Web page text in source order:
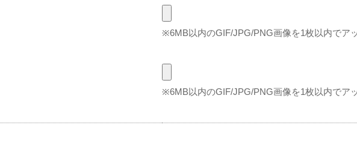
6MB以内のGIF/JPG/PNG画像を1枚以内でア
6MB以内のGIF/JPG/PNG画像を1枚以内でア